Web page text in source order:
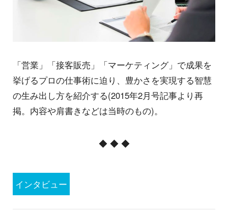
「営業」「接客販売」「マーケティング」で成果を
挙げるプロの仕事術に迫り、豊かさを実現する智慧
の生み出し方を紹介する(2015年2月号記事より再
掲。内容や肩書きなどは当時のもの)。
◆ ◆ ◆
インタビュー